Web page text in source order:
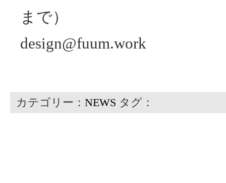
まで）
design@fuum.work
カテゴリー： NEWS タグ：